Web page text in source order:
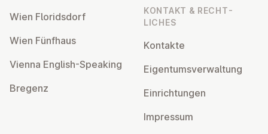
Wien Flor­idsdorf
Wien Fünfhaus
Vienna English-Speaking
Bregenz
KONTAKT & RECHT­
LICHES
Kontakte
Ei­gentums­ver­wal­tung
Ein­rich­tun­gen
Impressum